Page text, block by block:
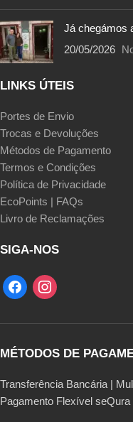
Já chegámos
20/05/2026
LINKS ÚTEIS
Portes de Envio
Trocas e Devoluções
Métodos de Pagamento
Termos e Condições
Política de Privacidade
EcoPoints | FAQs
Livro de Reclamações
SIGA-NOS
MÉTODOS DE
Transferência Bancária |
Pagamento Flexível seQura